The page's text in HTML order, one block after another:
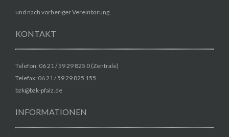
und nach vorheriger Vereinbarung.
KONTAKT
Telefon: 06 21 / 59 29 825 0 (Zentrale)
Telefax: 06 21 / 59 29 825 155
bzk@bzk-pfalz.de
INFORMATIONEN